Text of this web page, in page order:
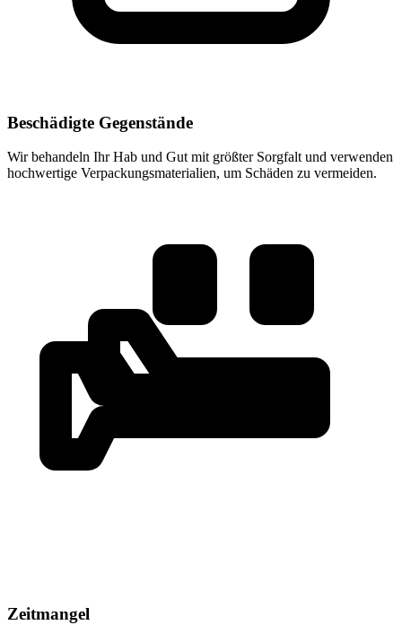
Beschädigte Gegenstände
Wir behandeln Ihr Hab und Gut mit größter Sorgfalt und verwenden
hochwertige Verpackungsmaterialien, um Schäden zu vermeiden.
Zeitmangel